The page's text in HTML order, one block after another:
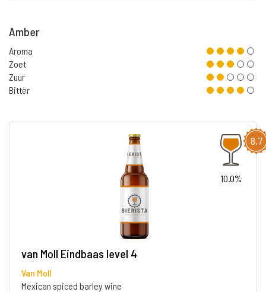
Amber
Aroma
Zoet
Zuur
Bitter
8,7
10.0%
van Moll Eindbaas level 4
Van Moll
Mexican spiced barley wine